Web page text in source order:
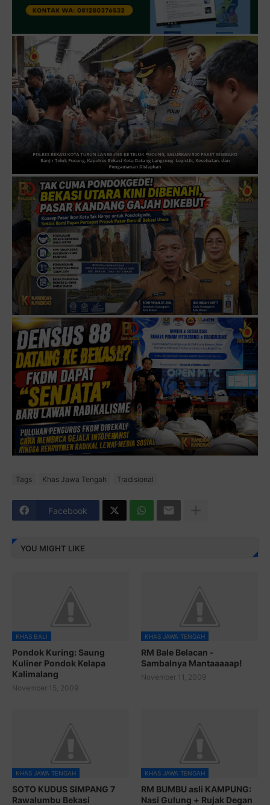
Tags Khas Jawa Tengah Tradisional
Facebook
YOU MIGHT LIKE
KHAS BALI
Pondok Kuring: Saung
Kuliner Pondok Kelapa
Kalimalang
November 15, 2009
KHAS JAWA TENGAH
RM Bale Belacan -
Sambalnya Mantaaaaap!
November 11, 2009
KHAS JAWA TENGAH
SOTO KUDUS SIMPANG 7
Rawalumbu Bekasi
KHAS JAWA TENGAH
RM BUMBU asli KAMPUNG:
Nasi Gulung + Rujak Degan